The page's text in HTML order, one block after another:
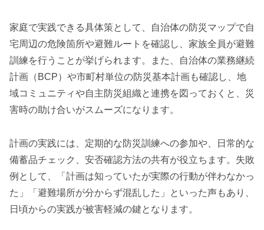
家庭で実践できる具体策として、自治体の防災マップで自
宅周辺の危険箇所や避難ルートを確認し、家族全員が避難
訓練を行うことが挙げられます。また、自治体の業務継続
計画（BCP）や市町村単位の防災基本計画も確認し、地
域コミュニティや自主防災組織と連携を図っておくと、災
害時の助け合いがスムーズになります。
計画の実践には、定期的な防災訓練への参加や、日常的な
備蓄品チェック、安否確認方法の共有が役立ちます。失敗
例として、「計画は知っていたが実際の行動が伴わなかっ
た」「避難場所が分からず混乱した」といった声もあり、
日頃からの実践が被害軽減の鍵となります。